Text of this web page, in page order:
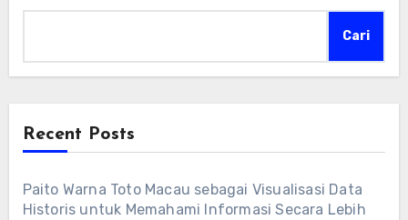
Cari
Recent Posts
Paito Warna Toto Macau sebagai Visualisasi Data
Historis untuk Memahami Informasi Secara Lebih